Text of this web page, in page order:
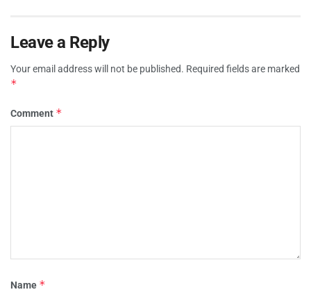
Leave a Reply
Your email address will not be published. Required fields are marked
*
Comment *
Name *